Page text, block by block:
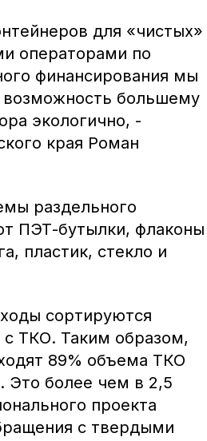
для «чистых»
операторами по
финансирования мы
возможность большему
экологично, -
края Роман
раздельного
ПЭТ-бутылки, флаконы
пластик, стекло и
сортируются
с ТКО. Таким образом,
89% объема ТКО
Это более чем в 2,5
проекта
с твердыми